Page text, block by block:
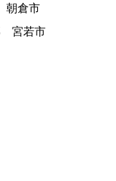
朝倉市
宮若市